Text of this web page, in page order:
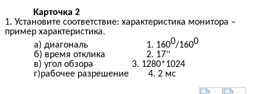
Карточка 2
1. Установите соответствие: характеристика монитора –
пример характеристика.
а) диагональ 1. 1600/1600
б) время отклика 2. 17’’
в) угол обзора 3. 1280*1024
г)рабочее разрешение 4. 2 мс